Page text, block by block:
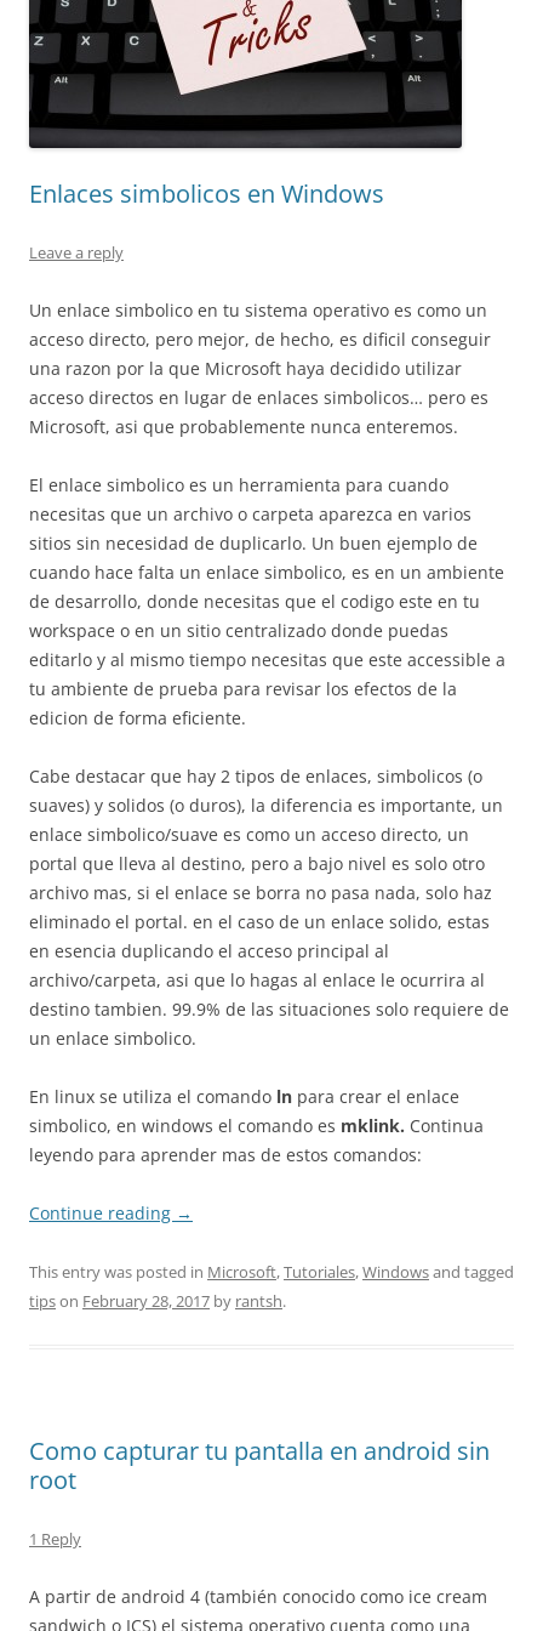
Enlaces simbolicos en Windows
Leave a reply
Un enlace simbolico en tu sistema operativo es como un
acceso directo, pero mejor, de hecho, es dificil conseguir
una razon por la que Microsoft haya decidido utilizar
acceso directos en lugar de enlaces simbolicos… pero es
Microsoft, asi que probablemente nunca enteremos.
El enlace simbolico es un herramienta para cuando
necesitas que un archivo o carpeta aparezca en varios
sitios sin necesidad de duplicarlo. Un buen ejemplo de
cuando hace falta un enlace simbolico, es en un ambiente
de desarrollo, donde necesitas que el codigo este en tu
workspace o en un sitio centralizado donde puedas
editarlo y al mismo tiempo necesitas que este accessible a
tu ambiente de prueba para revisar los efectos de la
edicion de forma eficiente.
Cabe destacar que hay 2 tipos de enlaces, simbolicos (o
suaves) y solidos (o duros), la diferencia es importante, un
enlace simbolico/suave es como un acceso directo, un
portal que lleva al destino, pero a bajo nivel es solo otro
archivo mas, si el enlace se borra no pasa nada, solo haz
eliminado el portal. en el caso de un enlace solido, estas
en esencia duplicando el acceso principal al
archivo/carpeta, asi que lo hagas al enlace le ocurrira al
destino tambien. 99.9% de las situaciones solo requiere de
un enlace simbolico.
En linux se utiliza el comando ln para crear el enlace
simbolico, en windows el comando es mklink. Continua
leyendo para aprender mas de estos comandos:
Continue reading →
This entry was posted in Microsoft,Tutoriales,Windowsand tagged
tipson February 28, 2017 by rantsh.
Como capturar tu pantalla en android sin
root
1 Reply
A partir de android 4 (también conocido como ice cream
sandwich o ICS) el sistema operativo cuenta como una